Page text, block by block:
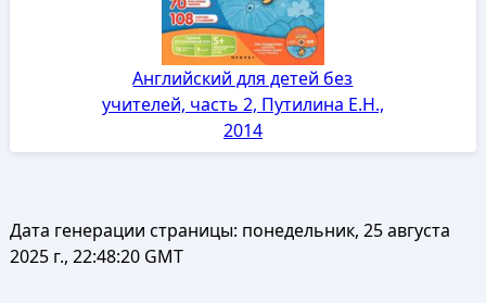
Английский для детей без
учителей, часть 2, Путилина Е.Н.,
2014
Дата генерации страницы: понедельник, 25 августа
2025 г., 22:48:20 GMT